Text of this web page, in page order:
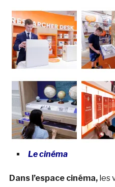
Le cinéma
Dans l’espace cinéma, les